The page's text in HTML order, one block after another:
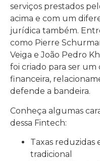
serviços prestados
acima e com um
jurídica também.
como Pierre
Veiga e João Pedro
foi criado para ser um
financeira,
defende a bandeira.
Conheça algumas
dessa Fintech:
Taxas reduzidas
tradicional